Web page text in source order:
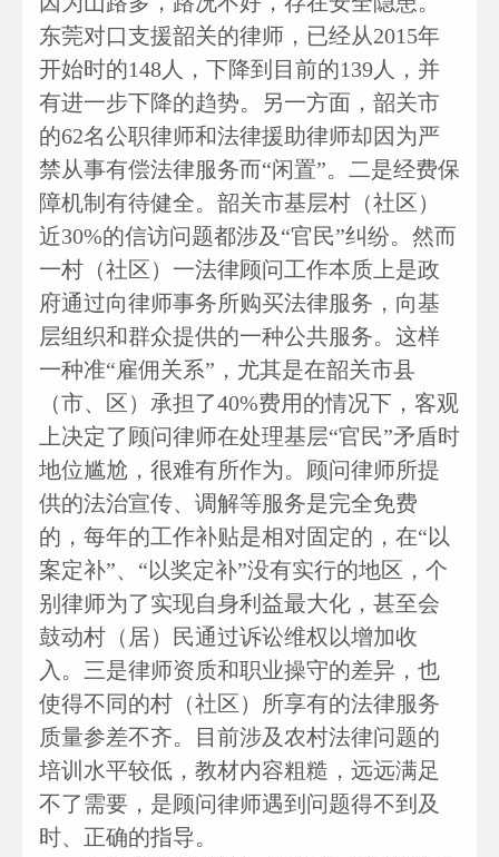
东莞对口支援韶关的律师，已经从2015年
开始时的148人，下降到目前的139人，并
有进一步下降的趋势。另一方面，韶关市
的62名公职律师和法律援助律师却因为严
禁从事有偿法律服务而“闲置”。二是经费保
障机制有待健全。韶关市基层村（社区）
近30%的信访问题都涉及“官民”纠纷。然而
一村（社区）一法律顾问工作本质上是政
府通过向律师事务所购买法律服务，向基
层组织和群众提供的一种公共服务。这样
一种准“雇佣关系”，尤其是在韶关市县
（市、区）承担了40%费用的情况下，客观
上决定了顾问律师在处理基层“官民”矛盾时
地位尴尬，很难有所作为。顾问律师所提
供的法治宣传、调解等服务是完全免费
的，每年的工作补贴是相对固定的，在“以
案定补”、“以奖定补”没有实行的地区，个
别律师为了实现自身利益最大化，甚至会
鼓动村（居）民通过诉讼维权以增加收
入。三是律师资质和职业操守的差异，也
使得不同的村（社区）所享有的法律服务
质量参差不齐。目前涉及农村法律问题的
培训水平较低，教材内容粗糙，远远满足
不了需要，是顾问律师遇到问题得不到及
时、正确的指导。